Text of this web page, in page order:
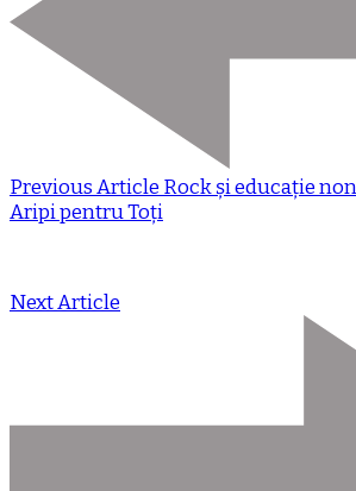
Previous Article Rock și educație
Aripi pentru Toți
Next Article